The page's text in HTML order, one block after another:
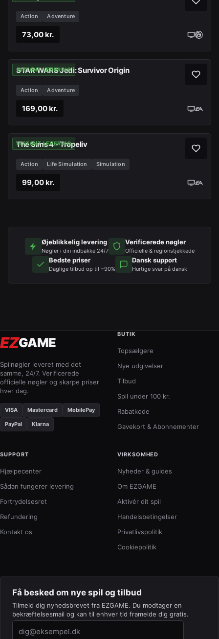
Action Adventure
73,00 kr.
INSTANT LEVERING
STAR WARS Jedi: Survivor Origin
Action Adventure
169,00 kr.
INSTANT LEVERING
The Sims 4 - Tropeliv
Action Life Simulation Simulation
99,00 kr.
Øjeblikkelig levering
Nøgler i din indbakke 24/7
Verificerede nøgler
Officielle & regionstjekkede
Bedste priser
Daglige tilbud op til −90%
Dansk support
Hurtige svar på dansk
EZGAME
Spilnøgler leveret med det
samme, 24/7. Verificerede
officielle nøgler og skarpe priser
hver dag.
VISA Mastercard MobilePay
PayPal Klarna
BUTIK
Topsælgere
Nye udgivelser
Tilbud
Spil under 100 kr.
Rabatkode
Gavekort & Abonnementer
SUPPORT
Hjælpecenter
Sådan fungerer levering
Fortrydelsesret
Refundering
Kontakt os
VIRKSOMHED
Nyheder & guides
Om EZGAME
Aktivér dit spil
Handelsbetingelser
Privatlivspolitik
Cookiepolitik
Få besked om nye spil og tilbud
Tilmeld dig nyhedsbrevet fra EZGAME. Du modtager en
bekræftelsesmail og kan til enhver tid framelde dig gratis.